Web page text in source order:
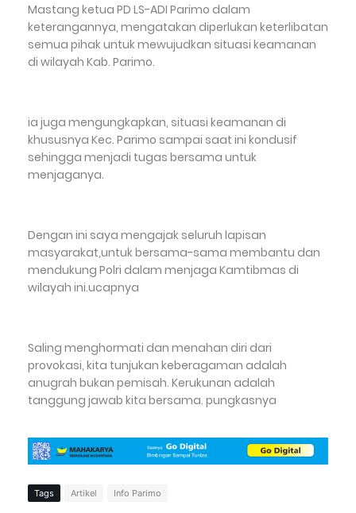
Mastang ketua PD LS-ADI Parimo dalam
keterangannya, mengatakan diperlukan keterlibatan
semua pihak untuk mewujudkan situasi keamanan
di wilayah Kab. Parimo.
ia juga mengungkapkan, situasi keamanan di
khususnya Kec. Parimo sampai saat ini kondusif
sehingga menjadi tugas bersama untuk
menjaganya.
Dengan ini saya mengajak seluruh lapisan
masyarakat,untuk bersama-sama membantu dan
mendukung Polri dalam menjaga Kamtibmas di
wilayah ini.ucapnya
Saling menghormati dan menahan diri dari
provokasi, kita tunjukan keberagaman adalah
anugrah bukan pemisah. Kerukunan adalah
tanggung jawab kita bersama. pungkasnya
Tags Artikel Info Parimo